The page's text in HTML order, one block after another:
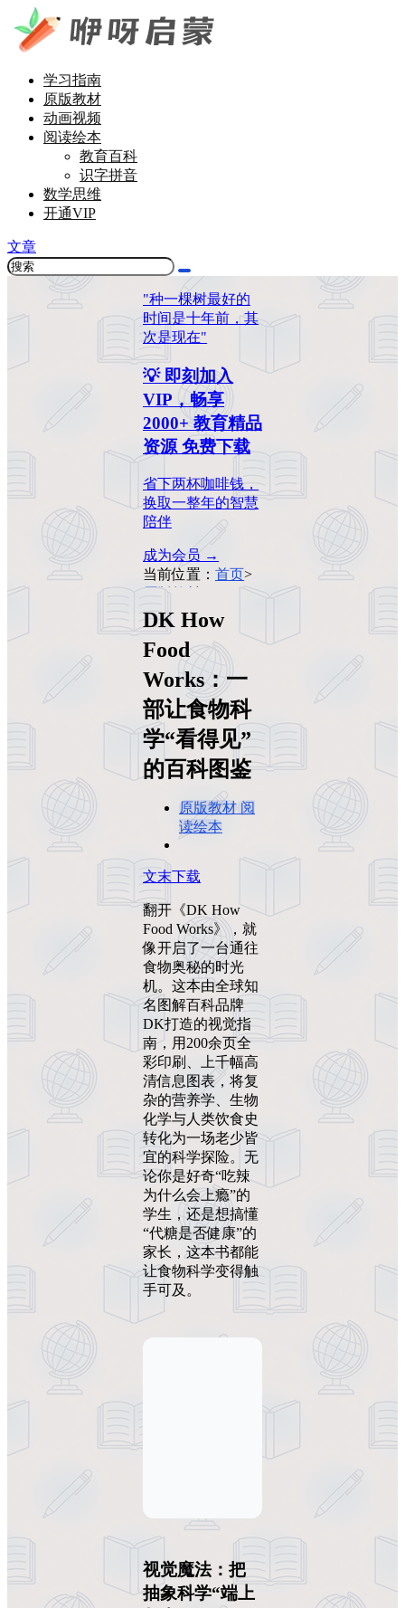
学习指南
原版教材
动画视频
阅读绘本
教育百科
识字拼音
数学思维
开通VIP
文章
"种一棵树最好的
时间是十年前，其
次是现在"
💡 即刻加入
VIP，畅享
2000+ 教育精品
资源 免费下载
省下两杯咖啡钱，
换取一整年的智慧
陪伴
成为会员 →
当前位置： 首页>
原版教材
How Food Works：
一部让食物科学
“看得见”的百科图
鉴
DK How
Food
Works：一
部让食物科
学“看得见”
的百科图鉴
原版教材 阅
读绘本
文末下载
翻开《DK How
Food Works》，就
像开启了一台通往
食物奥秘的时光
机。这本由全球知
名图解百科品牌
DK打造的视觉指
南，用200余页全
彩印刷、上千幅高
清信息图表，将复
杂的营养学、生物
化学与人类饮食史
转化为一场老少皆
宜的科学探险。无
论你是好奇“吃辣
为什么会上瘾”的
学生，还是想搞懂
“代糖是否健康”的
家长，这本书都能
让食物科学变得触
手可及。
视觉魔法：把
抽象科学“端上